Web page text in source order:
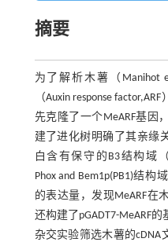
摘要
为了解析木薯（Manihot
（Auxin response
先克隆了一个MeARF基因
建了进化树明确了其亲缘
白含有保守的B3结构域（
Phox and Bem1p(PB1)结
的表达量，发现MeARF在
还构建了pGADT7-MeARF
杂交实验筛选木薯的